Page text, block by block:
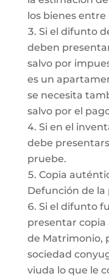
los bienes entre
Si el difunto
deben
salvo por
es un
se necesita
salvo por el
Si en el
debe
pruebe.
Copia
Defunción de la
Si el difunto
presentar copia
de Matrimonio,
sociedad
viuda lo que le